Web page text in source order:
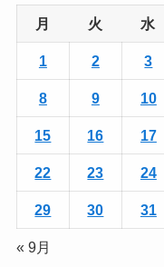
月 火 水
1 2 3
8 9 10
15 16 17
22 23 24
29 30 31
« 9月